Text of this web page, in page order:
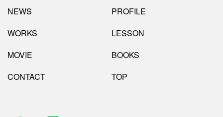
NEWS
PROFILE
WORKS
LESSON
MOVIE
BOOKS
CONTACT
TOP